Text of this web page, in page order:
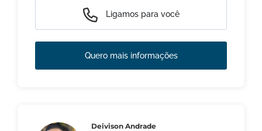
Ligamos para você
Quero mais informações
Deivison Andrade